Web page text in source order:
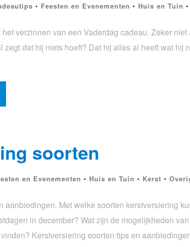
• Feesten en Evenementen • Huis en Tuin •
verzinnen van een Vaderdag cadeau. Zeker
dat hij niets hoeft? Dat hij alles al heeft wat hij
soorten
en Evenementen • Huis en Tuin • Kerst •
aanbiedingen. Met welke soorten kerstversiering
in december? Wat zijn de mogelijkheden
Kerstversiering soorten tips en